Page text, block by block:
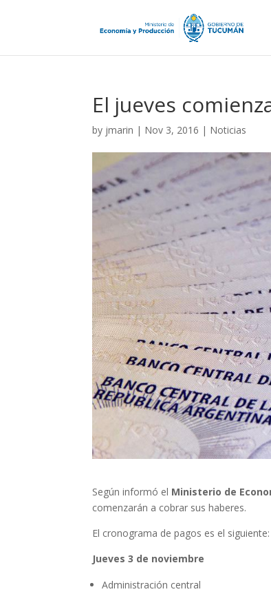
El jueves
by jmarin | Nov 3, 2016 | Noticias
Según informó el Ministerio de
comenzarán a cobrar sus haberes.
El cronograma de pagos es el siguiente:
Jueves 3 de noviembre
Administración central